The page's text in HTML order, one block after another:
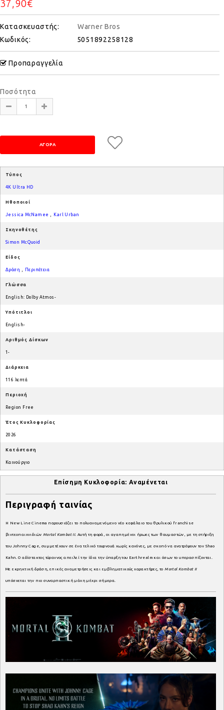
37,90€
Κατασκευαστής:
Warner Bros
Κωδικός:
5051892258128
Προπαραγγελία
Ποσότητα
Τύπος
4K Ultra HD
Ηθοποιοί
Jessica McNamee Karl Urban
Σκηνοθέτης
Simon McQuoid
Είδος
Δράση Περιπέτεια
Γλώσσα
English: Dolby Atmos-
Υπότιτλοι
English-
Αριθμός Δίσκων
1-
Διάρκεια
116 λεπτά
Περιοχή
Region Free
Έτος Κυκλοφορίας
2026
Κατάσταση
Καινούργιο
Επίσημη Κυκλοφορία: Αναμένεται
Περιγραφή ταινίας
Η New Line Cinema παρουσιάζει το πολυαναμενόμενο νέο κεφάλαιο του θρυλικού franchise
βιντεοπαιχνιδιών Mortal Kombat II. Αυτή τη φορά, οι αγαπημένοι ήρωες των θαυμαστών, με τη στήριξη
του Johnny Cage, συμμετέχουν σε ένα τελικό τουρνουά χωρίς κανόνες, με σκοπό να ανατρέψουν τον Shao
Kahn. Ο αδίστακτος τύραννος απειλεί την ίδια την ύπαρξη του Earthrealm και όσων το υπερασπίζονται.
Με εκρηκτική δράση, επικές αναμετρήσεις και εμβληματικούς χαρακτήρες, τοMortal Kombat II
υπόσχεται την πιο συναρπαστική μάχη μέχρι σήμερα.